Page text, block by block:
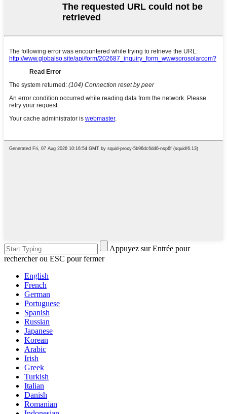
Appuyez sur Entrée pour
rechercher ou ESC pour fermer
English
French
German
Portuguese
Spanish
Russian
Japanese
Korean
Arabic
Irish
Greek
Turkish
Italian
Danish
Romanian